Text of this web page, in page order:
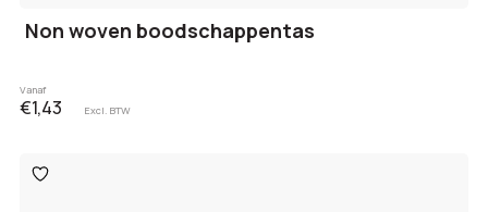
Non woven boodschappentas
Vanaf
€1,43 Excl. BTW
Toevoegen
aan